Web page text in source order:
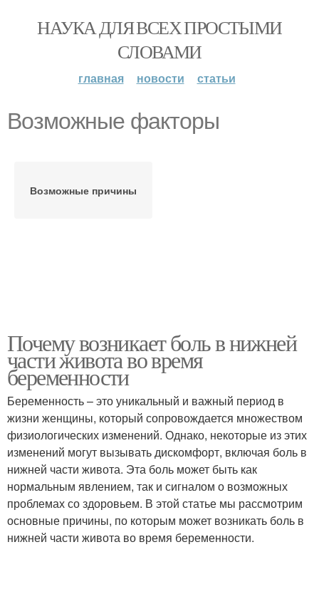
НАУКА ДЛЯ ВСЕХ ПРОСТЫМИ
СЛОВАМИ
главная новости статьи
Возможные факторы
Возможные причины
Почему возникает боль в нижней
части живота во время
беременности
Беременность – это уникальный и важный период в
жизни женщины, который сопровождается множеством
физиологических изменений. Однако, некоторые из этих
изменений могут вызывать дискомфорт, включая боль в
нижней части живота. Эта боль может быть как
нормальным явлением, так и сигналом о возможных
проблемах со здоровьем. В этой статье мы рассмотрим
основные причины, по которым может возникать боль в
нижней части живота во время беременности.